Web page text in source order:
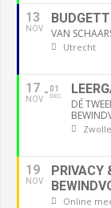
13
NOV VAN
Utrecht
17
NOV
01
DEC
DÉ
Zwolle
19
NOV
PRIVACY
Online